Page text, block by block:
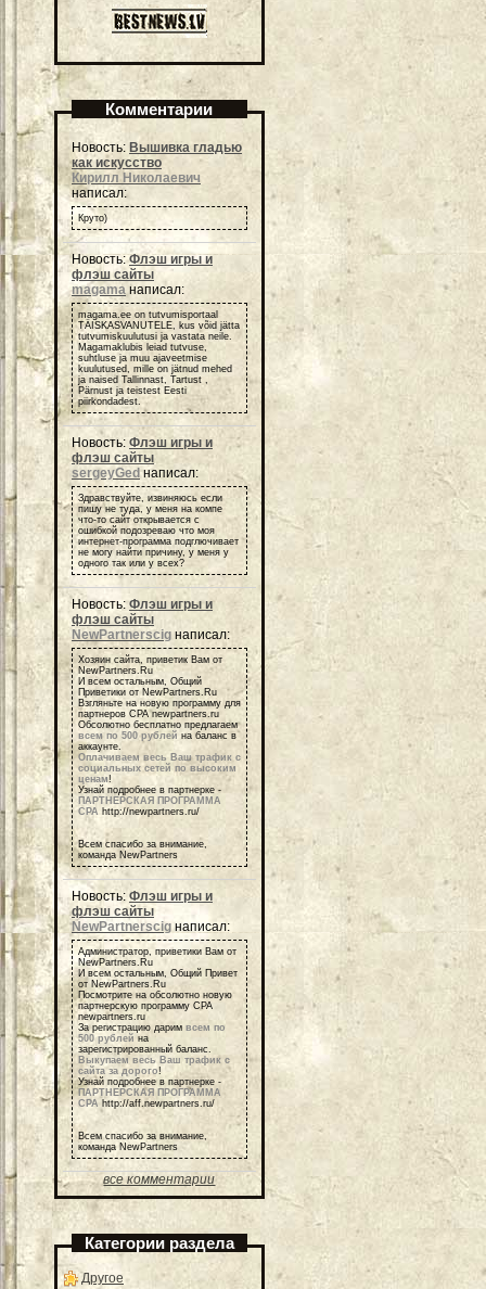
Комментарии
Новость: Вышивка гладью
как искусство
Кирилл Николаевич
написал:
Круто)
Новость:Флэш игры и
флэш сайты
magama написал:
magama.ee on tutvumisportaal
TÄISKASVANUTELE, kus võid jätta
tutvumiskuulutusi ja vastata neile.
Magamaklubis leiad tutvuse,
suhtluse ja muu ajaveetmise
kuulutused, mille on jätnud mehed
ja naised Tallinnast, Tartust ,
Pärnust ja teistest Eesti
piirkondadest.
Новость: Флэш игры и
флэш сайты
sergeyGedнаписал:
Здравствуйте, извиняюсь если
пишу не туда, у меня на компе
что-то сайт открывается с
ошибкой подозреваю что моя
интернет-программа подглючивает
не могу найти причину, у меня у
одного так или у всех?
Новость: Флэш игры и
флэш сайты
NewPartnerscig написал:
Хозяин сайта, приветик Вам от
NewPartners.Ru
И всем остальным, Общий
Приветики от NewPartners.Ru
Взгляньте на новую программу для
партнеров СРА newpartners.ru
Обсолютно бесплатно предлагаем
всем по 500 рублей на баланс в
аккаунте.
Оплачиваем весь Ваш трафик с
социальных сетей по высоким
ценам!
Узнай подробнее в партнерке -
ПАРТНЕРСКАЯ ПРОГРАММА
СРА http://newpartners.ru/
Всем спасибо за внимание,
команда NewPartners
Новость: Флэш игры и
флэш сайты
NewPartnerscig написал:
Администратор, приветики Вам от
NewPartners.Ru
И всем остальным, Общий Привет
от NewPartners.Ru
Посмотрите на обсолютно новую
партнерскую программу СРА
newpartners.ru
За регистрацию дарим всем по
500 рублей на
зарегистрированный баланс.
Выкупаем весь Ваш трафик с
сайта за дорого!
Узнай подробнее в партнерке -
ПАРТНЕРСКАЯ ПРОГРАММА
СРА http://aff.newpartners.ru/
Всем спасибо за внимание,
команда NewPartners
все комментарии
Категории раздела
Другое